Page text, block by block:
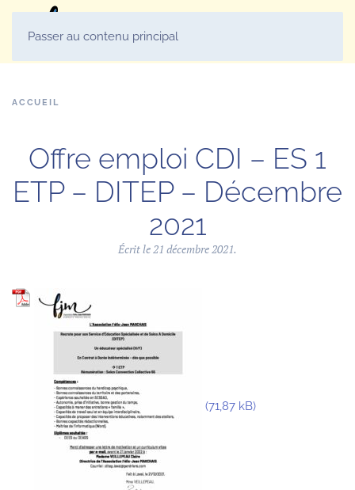
Passer au contenu principal
ACCUEIL
Offre emploi CDI – ES 1
ETP – DITEP – Décembre
2021
Écrit le21 décembre 2021.